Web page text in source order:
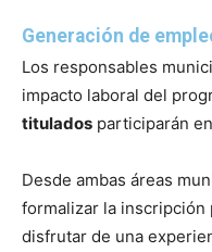
Generación de
Los responsables
impacto laboral del
titulados participarán
Desde ambas áreas
formalizar la inscripción
disfrutar de una